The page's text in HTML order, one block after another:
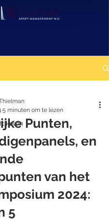
Punten,
en
van het
2024:
5
5 minuten om te lezen